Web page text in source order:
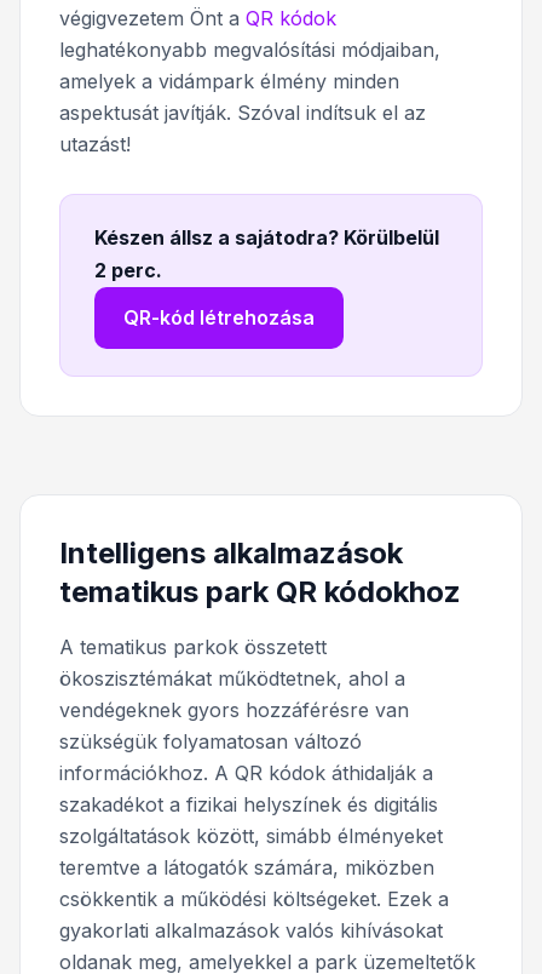
végigvezetem Önt a QR kódok
leghatékonyabb megvalósítási módjaiban,
amelyek a vidámpark élmény minden
aspektusát javítják. Szóval indítsuk el az
utazást!
Készen állsz a sajátodra? Körülbelül
2 perc.
QR-kód létrehozása
Intelligens alkalmazások
tematikus park QR kódokhoz
A tematikus parkok összetett
ökoszisztémákat működtetnek, ahol a
vendégeknek gyors hozzáférésre van
szükségük folyamatosan változó
információkhoz. A QR kódok áthidalják a
szakadékot a fizikai helyszínek és digitális
szolgáltatások között, simább élményeket
teremtve a látogatók számára, miközben
csökkentik a működési költségeket. Ezek a
gyakorlati alkalmazások valós kihívásokat
oldanak meg, amelyekkel a park üzemeltetők